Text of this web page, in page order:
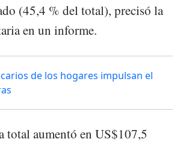
(45,4 % del total), precisó la
en un informe.
de los hogares impulsan el
total aumentó en US$107,5